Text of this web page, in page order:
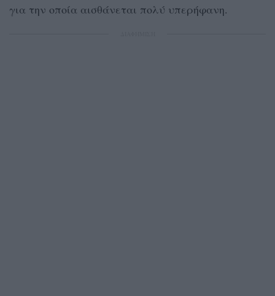
για την οποία αισθάνεται πολύ υπερήφανη.